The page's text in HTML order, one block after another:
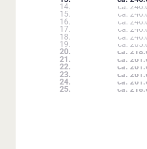
14.
ca.
15.
ca.
16.
ca.
17.
ca.
18.
ca.
19.
ca.
20.
ca.
21.
ca.
22.
ca.
23.
ca.
24.
ca.
25.
ca.